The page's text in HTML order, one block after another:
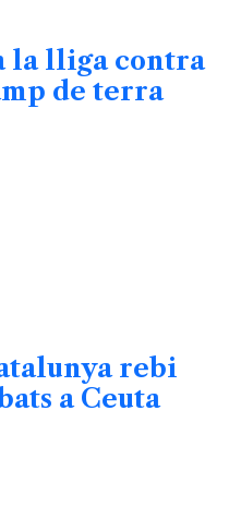
la lliga contra
de terra
rebi
a Ceuta